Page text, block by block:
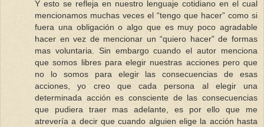
Y esto se refleja en nuestro lenguaje cotidiano en el cual
mencionamos muchas veces el “tengo que hacer” como si
fuera una obligación o algo que es muy poco agradable
hacer en vez de mencionar un “quiero hacer” de formas
mas voluntaria. Sin embargo cuando el autor menciona
que somos libres para elegir nuestras acciones pero que
no lo somos para elegir las consecuencias de esas
acciones, yo creo que cada persona al elegir una
determinada acción es consciente de las consecuencias
que pudiera traer mas adelante, es por ello que me
atrevería a decir que cuando alguien elige la acción hasta